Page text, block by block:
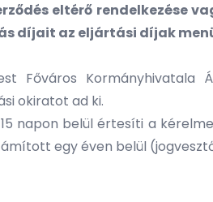
eltérő
díjait az eljártási díjak
Főváros Kormányhivatala
okiratot ad ki.
napon belül értesíti a
egy éven belül